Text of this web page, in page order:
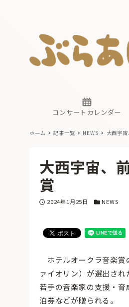
コンサートカレンダー
ホーム 記事一覧 NEWS 大西宇
大西宇宙、
賞
投稿日
2024年1月25日 カテゴリー
NEWS
ホテルオークラ音楽賞
ァイオリン）が選出さ
若手の音楽家の支援・
泊券などが贈られる。